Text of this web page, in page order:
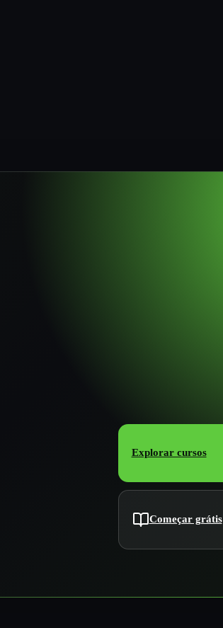
Explorar cursos
Começar grátis